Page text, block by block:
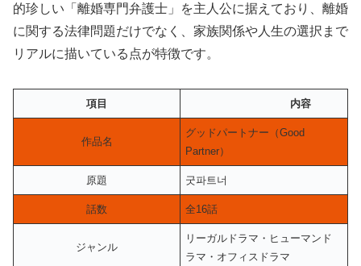
的珍しい「離婚専門弁護士」を主人公に据えており、離婚
に関する法律問題だけでなく、家族関係や人生の選択まで
リアルに描いている点が特徴です。
項目 内容
作品名
グッドパートナー（Good
Partner）
原題 굿파트너
話数 全16話
ジャンル
リーガルドラマ・ヒューマンド
ラマ・オフィスドラマ